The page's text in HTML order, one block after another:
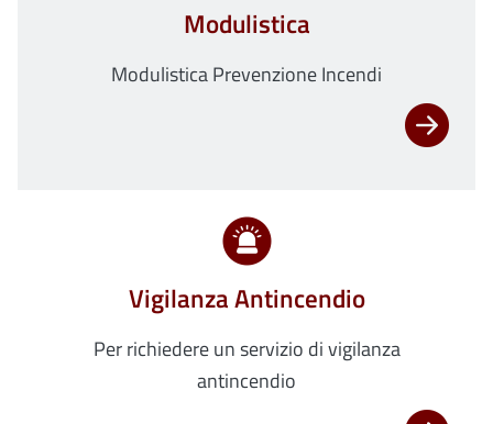
Modulistica
Modulistica Prevenzione Incendi
Vigilanza Antincendio
Per richiedere un servizio di vigilanza
antincendio